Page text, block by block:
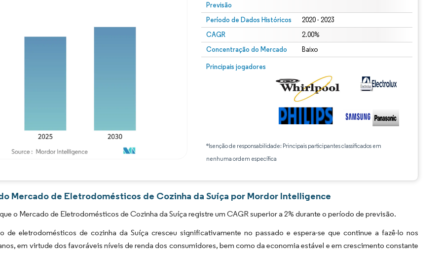
Previsão
Período de Dados Históricos 2020 - 2023
CAGR 2.00%
Concentração do Mercado Baixo
Principais jogadores
*Isenção de responsabilidade: Principais participantes classificados em
nenhuma ordem específica
Mercado de Eletrodomésticos de Cozinha da Suíça por Mordor Intelligence
o Mercado de Eletrodomésticos de Cozinha da Suíça registre um CAGR superior a 2% durante o período de previsão.
de eletrodomésticos de cozinha da Suíça cresceu significativamente no passado e espera-se que continue a fazê-lo nos
em virtude dos favoráveis níveis de renda dos consumidores, bem como da economia estável e em crescimento constante